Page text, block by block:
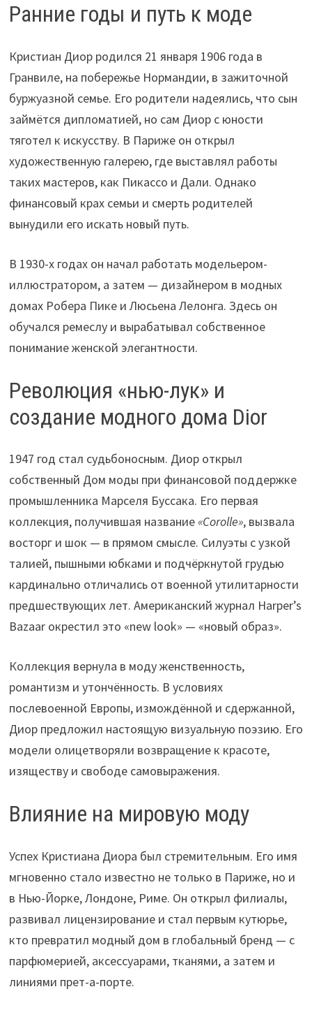
Ранние годы и путь к моде
Кристиан Диор родился 21 января 1906 года в
Гранвиле, на побережье Нормандии, в зажиточной
буржуазной семье. Его родители надеялись, что сын
займётся дипломатией, но сам Диор с юности
тяготел к искусству. В Париже он открыл
художественную галерею, где выставлял работы
таких мастеров, как Пикассо и Дали. Однако
финансовый крах семьи и смерть родителей
вынудили его искать новый путь.
В 1930-х годах он начал работать модельером-
иллюстратором, а затем — дизайнером в модных
домах Робера Пике и Люсьена Лелонга. Здесь он
обучался ремеслу и вырабатывал собственное
понимание женской элегантности.
Революция «нью-лук» и
создание модного дома Dior
1947 год стал судьбоносным. Диор открыл
собственный Дом моды при финансовой поддержке
промышленника Марселя Буссака. Его первая
коллекция, получившая название«Corolle», вызвала
восторг и шок — в прямом смысле. Силуэты с узкой
талией, пышными юбками и подчёркнутой грудью
кардинально отличались от военной утилитарности
предшествующих лет. Американский журнал Harper’s
Bazaar окрестил это «new look» — «новый образ».
Коллекция вернула в моду женственность,
романтизм и утончённость. В условиях
послевоенной Европы, измождённой и сдержанной,
Диор предложил настоящую визуальную поэзию. Его
модели олицетворяли возвращение к красоте,
изяществу и свободе самовыражения.
Влияние на мировую моду
Успех Кристиана Диора был стремительным. Его имя
мгновенно стало известно не только в Париже, но и
в Нью-Йорке, Лондоне, Риме. Он открыл филиалы,
развивал лицензирование и стал первым кутюрье,
кто превратил модный дом в глобальный бренд — с
парфюмерией, аксессуарами, тканями, а затем и
линиями прет-а-порте.